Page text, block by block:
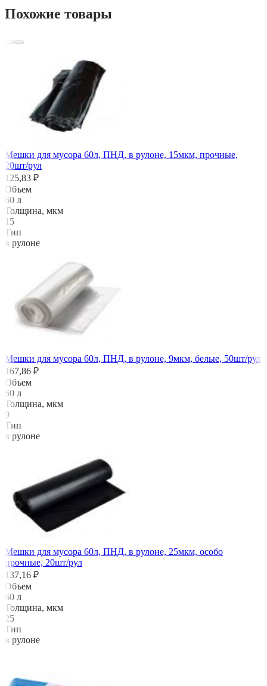
Похожие товары
Мешки для мусора 60л, ПНД, в рулоне, 15мкм, прочные,
20шт/рул
125,83 ₽
Объем
60 л
Толщина, мкм
15
Тип
в рулоне
Мешки для мусора 60л, ПНД, в рулоне, 9мкм, белые, 50шт/рул
167,86 ₽
Объем
60 л
Толщина, мкм
9
Тип
в рулоне
Мешки для мусора 60л, ПНД, в рулоне, 25мкм, особо
прочные, 20шт/рул
137,16 ₽
Объем
60 л
Толщина, мкм
25
Тип
в рулоне